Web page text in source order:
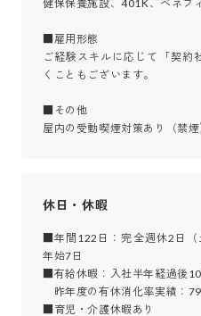
健保保養施設、401K、ベネフ
■雇用形態
ご経験スキルに応じて「契約
くこともございます。
■その他
屋内の受動喫煙対策あり（禁煙
休日・休暇
■年間122日：完全週休2日
年始7日
■有給休暇：入社半年経過後
昨年度の有休消化率実績：
■育児・介護休暇あり